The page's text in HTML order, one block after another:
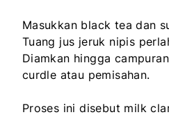
Masukkan black tea dan
Tuang jus jeruk nipis
Diamkan hingga
curdle atau pemisahan.
Proses ini disebut milk